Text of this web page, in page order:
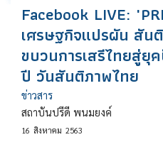
Facebook LIVE:
เศรษฐกิจแปรผัน สัน
ขบวนการเสรีไทยสู่
ปี วันสันติภาพไทย
ข่าวสาร
สถาบันปรีดี พนมยงค์
16 สิงหาคม 2563